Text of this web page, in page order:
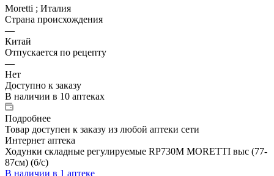
Moretti ; Италия
Страна происхождения
—
Китай
Отпускается по рецепту
—
Нет
Доступно к заказу
В наличии в 10 аптеках
Подробнее
Товар доступен к заказу из любой аптеки сети
Интернет аптека
Ходунки складные регулируемые RP730M MORETTI выс (77-
87см) (б/с)
В наличии в 1 аптеке